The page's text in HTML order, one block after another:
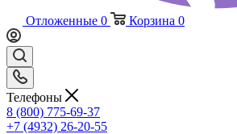
Отложенные 0 Корзина 0
Телефоны
8 (800) 775-69-37
+7 (4932) 26-20-55